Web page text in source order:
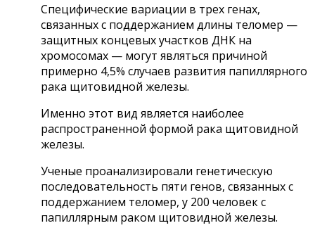
Специфические вариации в трех генах,
связанных с поддержанием длины теломер —
защитных концевых участков ДНК на
хромосомах — могут являться причиной
примерно 4,5% случаев развития папиллярного
рака щитовидной железы.
Именно этот вид является наиболее
распространенной формой рака щитовидной
железы.
Ученые проанализировали генетическую
последовательность пяти генов, связанных с
поддержанием теломер, у 200 человек с
папиллярным раком щитовидной железы.